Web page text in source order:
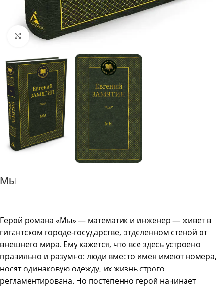
Click to enlarge
Мы
Герой романа «Мы» — математик и инженер — живет в
гигантском городе-государстве, отделенном стеной от
внешнего мира. Ему кажется, что все здесь устроено
правильно и разумно: люди вместо имен имеют номера,
носят одинаковую одежду, их жизнь строго
регламентирована. Но постепенно герой начинает